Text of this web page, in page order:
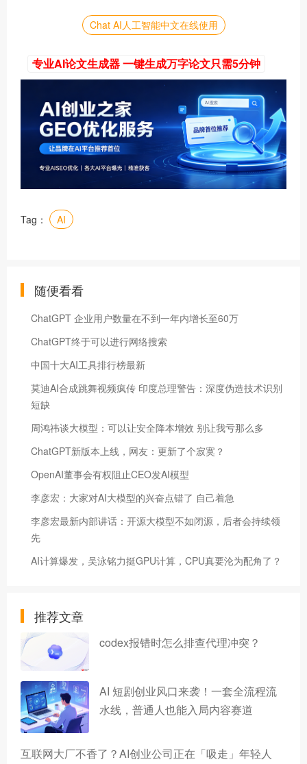
Chat AI人工智能中文在线使用
专业AI论文生成器 一键生成万字论文只需5分钟
Tag： AI
随便看看
​ChatGPT 企业用户数量在不到一年内增长至60万
ChatGPT终于可以进行网络搜索
中国十大AI工具排行榜最新
莫迪AI合成跳舞视频疯传 印度总理警告：深度伪造技术识别
短缺
周鸿祎谈大模型：可以让安全降本增效 别让我亏那么多
ChatGPT新版本上线，网友：更新了个寂寞？
OpenAI董事会有权阻止CEO发AI模型
李彦宏：大家对AI大模型的兴奋点错了 自己着急
李彦宏最新内部讲话：开源大模型不如闭源，后者会持续领
先
AI计算爆发，吴泳铭力挺GPU计算，CPU真要沦为配角了？
推荐文章
codex报错时怎么排查代理冲突？
AI 短剧创业风口来袭！一套全流程流
水线，普通人也能入局内容赛道
互联网大厂不香了？AI创业公司正在「吸走」年轻人